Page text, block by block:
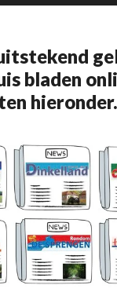
bladen
hieronder.